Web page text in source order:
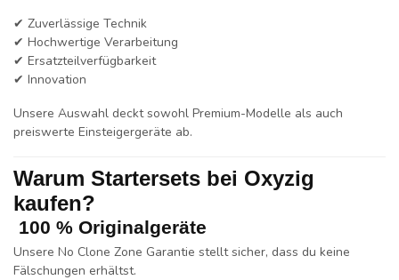
✔ Zuverlässige Technik
✔ Hochwertige Verarbeitung
✔ Ersatzteilverfügbarkeit
✔ Innovation
Unsere Auswahl deckt sowohl Premium-Modelle als auch
preiswerte Einsteigergeräte ab.
Warum Startersets bei Oxyzig
kaufen?
100 % Originalgeräte
Unsere No Clone Zone Garantie stellt sicher, dass du keine
Fälschungen erhältst.